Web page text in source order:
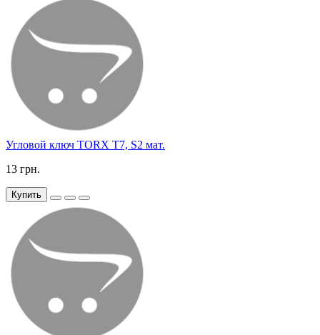
Угловой ключ TORX T7, S2 мат.
13 грн.
Купить